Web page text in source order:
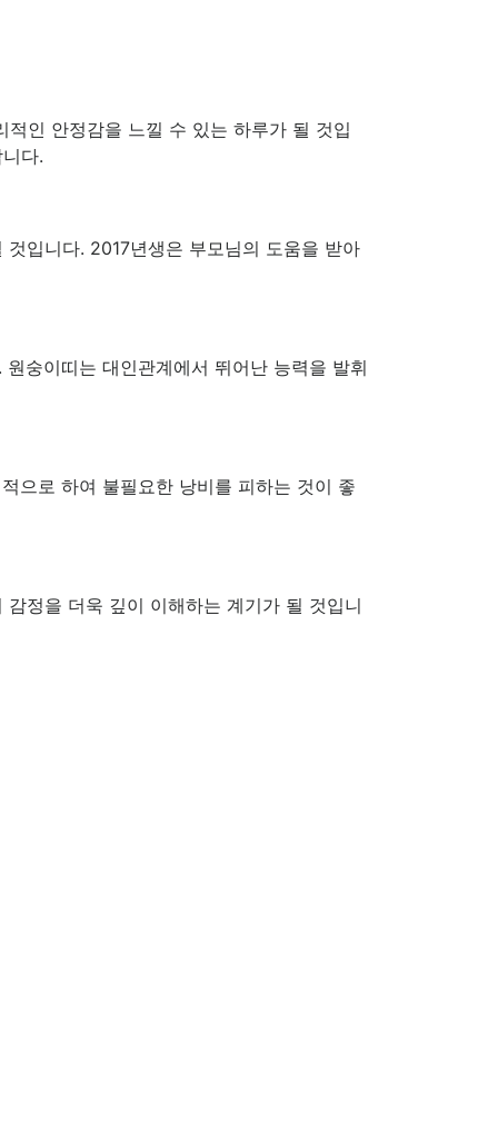
인 안정감을 느낄 수 있는 하루가 될 것입
다.
입니다. 2017년생은 부모님의 도움을 받아
숭이띠는 대인관계에서 뛰어난 능력을 발휘
으로 하여 불필요한 낭비를 피하는 것이 좋
정을 더욱 깊이 이해하는 계기가 될 것입니